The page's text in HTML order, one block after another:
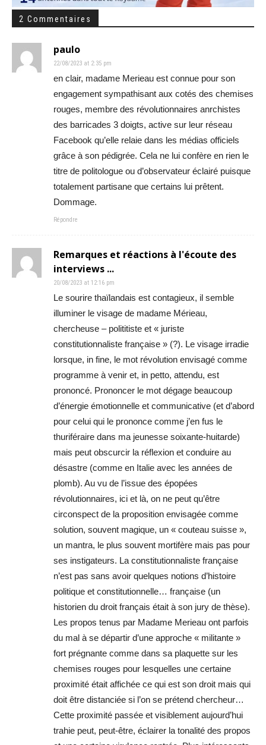
2 Commentaires
paulo
22/08/2023 at 2:35 pm
en clair, madame Merieau est connue pour son
engagement sympathisant aux cotés des chemises
rouges, membre des révolutionnaires anrchistes
des barricades 3 doigts, active sur leur réseau
Facebook qu’elle relaie dans les médias officiels
grâce à son pédigrée. Cela ne lui confère en rien le
titre de politologue ou d’observateur éclairé puisque
totalement partisane que certains lui prêtent.
Dommage.
Répondre
Remarques et réactions à l'écoute des
interviews ...
20/08/2023 at 12:16 pm
Le sourire thaïlandais est contagieux, il semble
illuminer le visage de madame Mérieau,
chercheuse – polititiste et « juriste
constitutionnaliste française » (?). Le visage irradie
lorsque, in fine, le mot révolution envisagé comme
programme à venir et, in petto, attendu, est
prononcé. Prononcer le mot dégage beaucoup
d’énergie émotionnelle et communicative (et d’abord
pour celui qui le prononce comme j’en fus le
thuriféraire dans ma jeunesse soixante-huitarde)
mais peut obscurcir la réflexion et conduire au
désastre (comme en Italie avec les années de
plomb). Au vu de l’issue des épopées
révolutionnaires, ici et là, on ne peut qu’être
circonspect de la proposition envisagée comme
solution, souvent magique, un « couteau suisse »,
un mantra, le plus souvent mortifère mais pas pour
ses instigateurs. La constitutionnaliste française
n’est pas sans avoir quelques notions d’histoire
politique et constitutionnelle… française (un
historien du droit français était à son jury de thèse).
Les propos tenus par Madame Merieau ont parfois
du mal à se départir d’une approche « militante »
fort prégnante comme dans sa plaquette sur les
chemises rouges pour lesquelles une certaine
proximité était affichée ce qui est son droit mais qui
doit être distanciée si l’on se prétend chercheur…
Cette proximité passée et visiblement aujourd’hui
trahie peut, peut-être, éclairer la tonalité des propos